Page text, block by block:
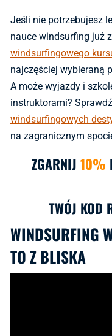
Jeśli nie potrzebujesz
nauce windsurfing już
windsurfingowego
najczęściej wybieraną
A może wyjazdy i
instruktorami?
windsurfingowych
na zagranicznym
ZGARNIJ 10%
TWÓJ KOD
WINDSURFING
TO Z BLISKA